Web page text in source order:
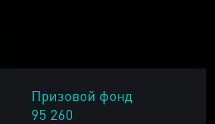
Призовой фонд
95 260